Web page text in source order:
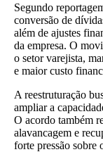
Segundo
conversão de
além de ajustes
da empresa. O
o setor varejista,
e maior custo
A reestruturação
ampliar a
O acordo também
alavancagem e
forte pressão sobre